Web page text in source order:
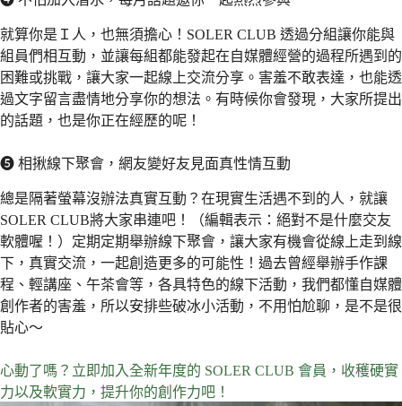
就算你是Ｉ人，也無須擔心！SOLER CLUB 透過分組讓你能與
組員們相互動，並讓每組都能發起在自媒體經營的過程所遇到的
困難或挑戰，讓大家一起線上交流分享。害羞不敢表達，也能透
過文字留言盡情地分享你的想法。有時候你會發現，大家所提出
的話題，也是你正在經歷的呢！
❺ 相揪線下聚會，網友變好友見面真性情互動
總是隔著螢幕沒辦法真實互動？在現實生活遇不到的人，就讓
SOLER CLUB將大家串連吧！（編輯表示：絕對不是什麼交友
軟體喔！）定期定期舉辦線下聚會，讓大家有機會從線上走到線
下，真實交流，一起創造更多的可能性！過去曾經舉辦手作課
程、輕講座、午茶會等，各具特色的線下活動，我們都懂自媒體
創作者的害羞，所以安排些破冰小活動，不用怕尬聊，是不是很
貼心～
心動了嗎？立即加入全新年度的 SOLER CLUB 會員，收穫硬實
力以及軟實力，提升你的創作力吧！